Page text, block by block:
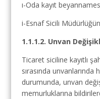
ı-Oda kayıt
i-Esnaf Sicili
1.1.1.2. Unvan
Ticaret siciline kayıtlı
sırasında
durumunda, unvan
memurluklarına